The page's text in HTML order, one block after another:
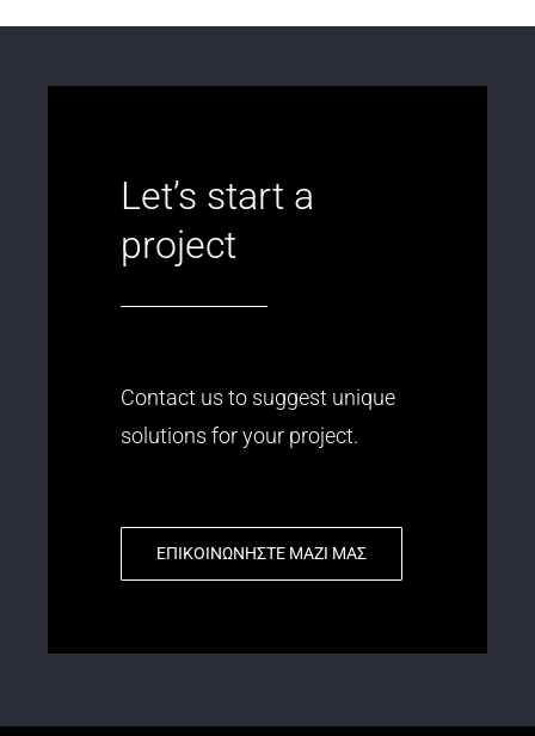
Let’s start a
project
Contact us to suggest unique
solutions for your project.
ΕΠΙΚΟΙΝΩΝΗΣΤΕ ΜΑΖΙ ΜΑΣ